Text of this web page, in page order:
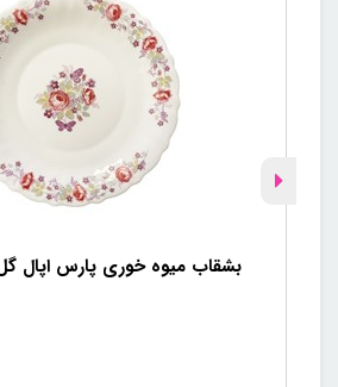
بشقاب میوه خوری پارس اپال گل